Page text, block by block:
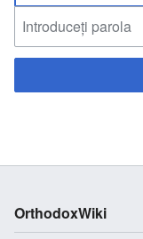
OrthodoxWiki